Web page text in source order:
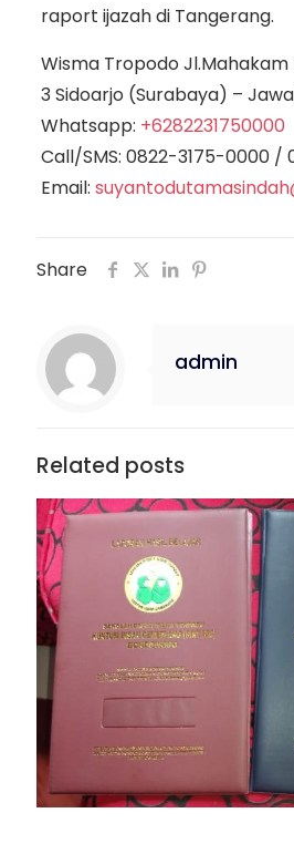
raport ijazah di Tangerang.
Wisma Tropodo Jl.Mahakam
3 Sidoarjo (Surabaya) –
Whatsapp: +6282231750000
Call/SMS: 0822-3175-0000/
Email:
Share
admin
Related posts